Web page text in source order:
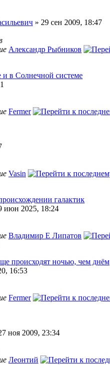
» 29 сен 2009, 18:47
Александр Рыбников
в Солнечной системе
Fermer
Vasin
галактик
июн 2025, 18:24
Владимир Е Липатов
происходят ночью, чем днём
16:53
Fermer
ноя 2009, 23:34
Леонтий